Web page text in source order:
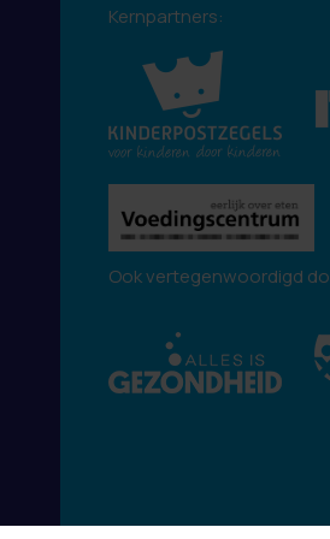
Kernpartners:
Ook vertegenwoordigd